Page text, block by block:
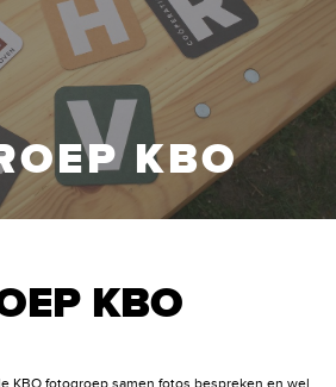
KBO
KBO
KBO fotogroep samen fotos bespreken en wel